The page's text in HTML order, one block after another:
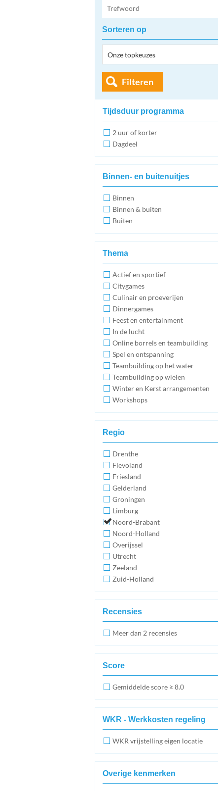
Sorteren op
Filteren
Tijdsduur programma
2 uur of korter
Dagdeel
Binnen- en buitenuitjes
Binnen
Binnen & buiten
Buiten
Thema
Actief en sportief
Citygames
Culinair en proeverijen
Dinnergames
Feest en entertainment
In de lucht
Online borrels en teambuilding
Spel en ontspanning
Teambuilding op het water
Teambuilding op wielen
Winter en Kerst arrangementen
Workshops
Regio
Drenthe
Flevoland
Friesland
Gelderland
Groningen
Limburg
Noord-Brabant
Noord-Holland
Overijssel
Utrecht
Zeeland
Zuid-Holland
Recensies
Meer dan 2 recensies
Score
Gemiddelde score ≥ 8.0
WKR - Werkkosten regeling
WKR vrijstelling eigen locatie
Overige kenmerken